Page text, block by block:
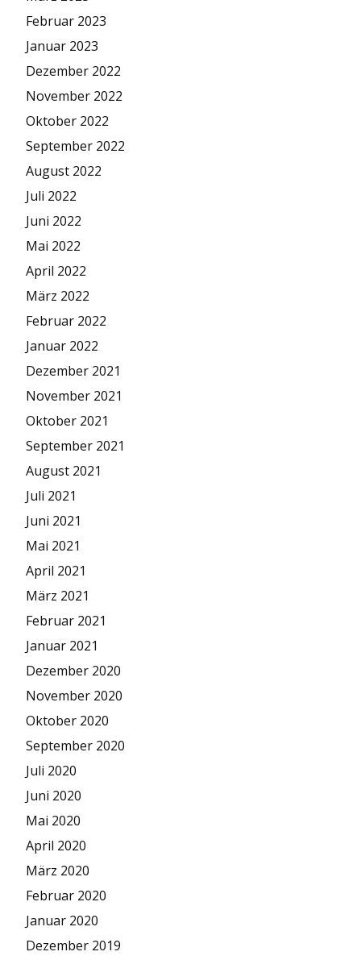
Februar 2023
Januar 2023
Dezember 2022
November 2022
Oktober 2022
September 2022
August 2022
Juli 2022
Juni 2022
Mai 2022
April 2022
März 2022
Februar 2022
Januar 2022
Dezember 2021
November 2021
Oktober 2021
September 2021
August 2021
Juli 2021
Juni 2021
Mai 2021
April 2021
März 2021
Februar 2021
Januar 2021
Dezember 2020
November 2020
Oktober 2020
September 2020
Juli 2020
Juni 2020
Mai 2020
April 2020
März 2020
Februar 2020
Januar 2020
Dezember 2019